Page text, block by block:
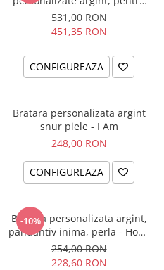
el si ea
531,00 RON
451,35 RON
CONFIGUREAZA
Bratara personalizata argint
snur piele - I Am
248,00 RON
CONFIGUREAZA
-10%
Bratara personalizata argint,
pandantiv inima, perla - Hope
& Faith
254,00 RON
228,60 RON